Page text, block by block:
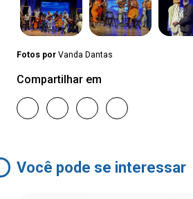
Fotos por Vanda Dantas
Compartilhar em
Você pode se interessar